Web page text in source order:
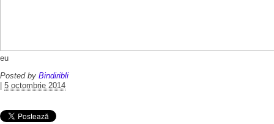
eu
Posted by Bindiribli
5 octombrie 2014